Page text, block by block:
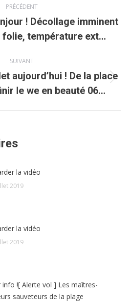
PRÉCÉDENT
Article
précédent
! Décollage imminent
folie, température ext…
SUIVANT
Article
suivant
aujourd’hui ! De la place
le we en beauté 06…
la vidéo
2019
la vidéo
2019
info ![ Alerte vol ] Les maîtres-
sauveteurs de la plage